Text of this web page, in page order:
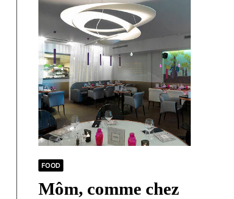
FOOD
Môm, comme chez